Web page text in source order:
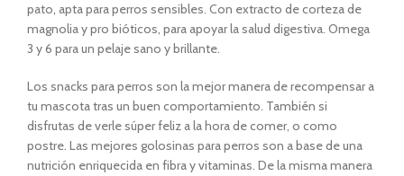
pato, apta para perros sensibles. Con extracto de corteza de
magnolia y pro bióticos, para apoyar la salud digestiva. Omega
3 y 6 para un pelaje sano y brillante.
Los snacks para perros son la mejor manera de recompensar a
tu mascota tras un buen comportamiento. También si
disfrutas de verle súper feliz a la hora de comer, o como
postre. Las mejores golosinas para perros son a base de una
nutrición enriquecida en fibra y vitaminas. De la misma manera